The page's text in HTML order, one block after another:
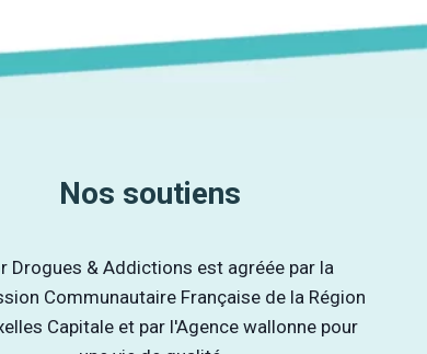
Nos soutiens
Drogues & Addictions est agréée par la
Communautaire Française de la Région
Capitale et par l'Agence wallonne pour